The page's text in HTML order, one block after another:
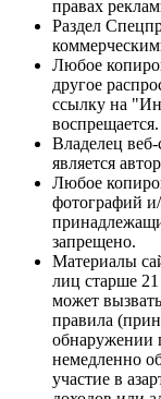
правах
Раздел
Любое
другое
ссылку на
воспрещается.
Владелец
является
Любое
фотографий
запрещено.
Материалы
лиц старше
может
правила
обнаружении
немедленно
участие в